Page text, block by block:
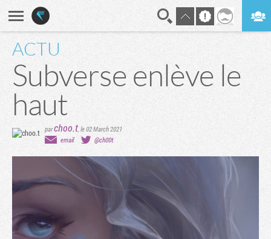
ACTU
Subverse enlève le
haut
parchoo.t,le 02 March 2021
email
@ch00t